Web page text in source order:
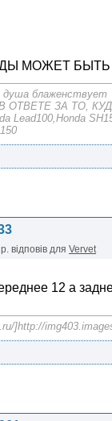
МОЖЕТ БЫТЬ
душа блаженствует
ОТВЕТЕ ЗА ТО,
Lead100,Honda
відповів для Vervet
12 а
]http://